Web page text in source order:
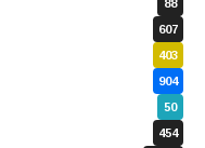
88
607
403
904
50
454